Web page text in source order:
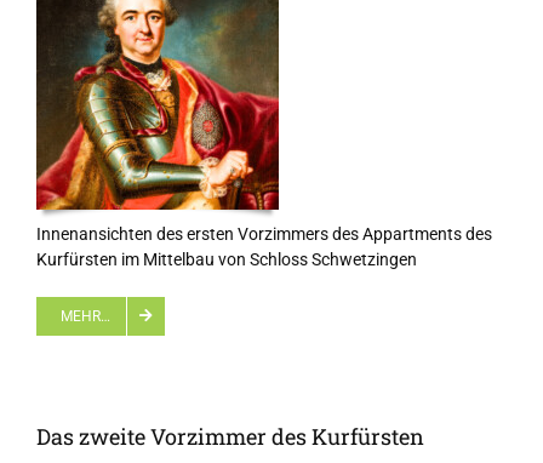
Innenansichten des ersten Vorzimmers des Appartments des
Kurfürsten im Mittelbau von Schloss Schwetzingen
MEHR…
Das zweite Vorzimmer des Kurfürsten